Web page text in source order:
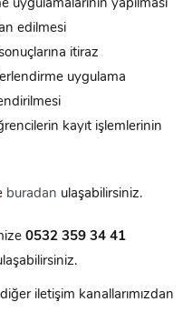
uygulamalarının yapılması
edilmesi
itiraz
uygulama
kayıt işlemlerinin
buradan ulaşabilirsiniz.
0532 359 34 41
iletişim kanallarımızdan